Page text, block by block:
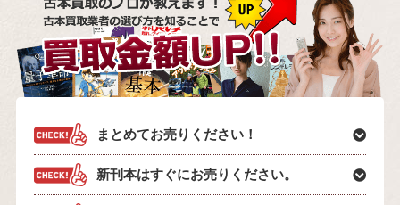
まとめてお売りください！
新刊本はすぐにお売りください。